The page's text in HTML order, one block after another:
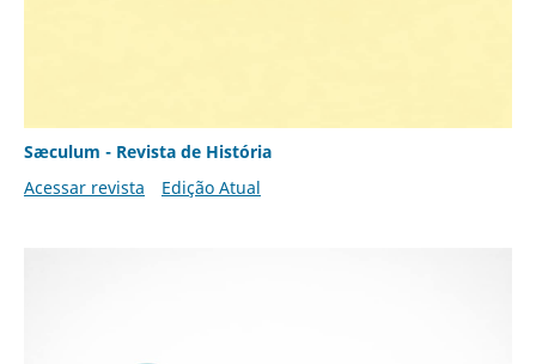
Sæculum - Revista de História
Acessar revista
Edição Atual